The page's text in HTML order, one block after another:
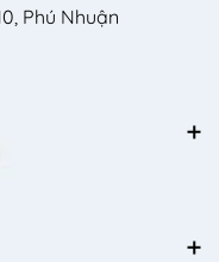
Phú Nhuận